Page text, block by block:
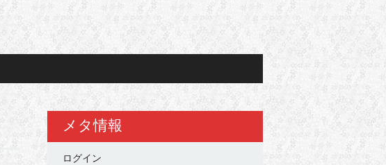
メタ情報
ログイン